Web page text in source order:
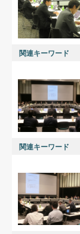
関連キーワード
関連キーワード